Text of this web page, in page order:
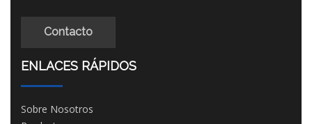
Contacto
ENLACES RÁPIDOS
Sobre Nosotros